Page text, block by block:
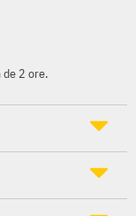
de 2 ore.